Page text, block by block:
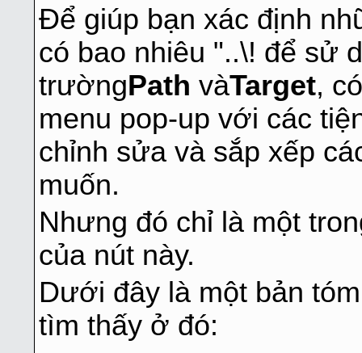
Để giúp bạn xác định
có bao nhiêu "..\! để sử
trườngPath vàTarget,
menu pop-up với các
chỉnh sửa và sắp xếp
muốn.
Nhưng đó chỉ là một
của nút này.
Dưới đây là một bản
tìm thấy ở đó: